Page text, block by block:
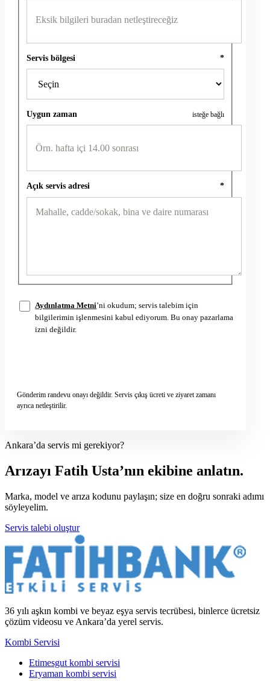
Servis bölgesi *
Uygun zaman isteğe bağlı
Açık servis adresi *
Aydınlatma Metni’ni okudum; servis talebim için
bilgilerimin işlenmesini kabul ediyorum. Bu onay pazarlama
izni değildir.
Gönderim randevu onayı değildir. Servis çıkış ücreti ve ziyaret zamanı
ayrıca netleştirilir.
Ankara’da servis mi gerekiyor?
Arızayı Fatih Usta’nın ekibine anlatın.
Marka, model ve arıza kodunu paylaşın; size en doğru sonraki adımı
söyleyelim.
Servis talebi oluştur
36 yılı aşkın kombi ve beyaz eşya servis tecrübesi, binlerce ücretsiz
çözüm videosu ve Ankara’da yerel servis.
Kombi Servisi
Etimesgut kombi servisi
Eryaman kombi servisi